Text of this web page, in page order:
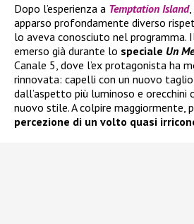
Dopo l’esperienza a Temptation Island
apparso profondamente diverso
lo aveva conosciuto nel programma.
emerso già durante lo speciale Un
Canale 5, dove l’ex protagonista ha
rinnovata: capelli con un nuovo
dall’aspetto più luminoso e orecchini
nuovo stile. A colpire maggiormente,
percezione di un volto quasi